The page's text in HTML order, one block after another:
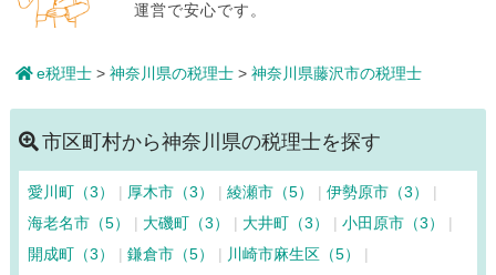
運営で安心です。
e税理士> 神奈川県の税理士> 神奈川県藤沢市の税理士
市区町村から神奈川県の税理士を探す
愛川町（3） 厚木市（3） 綾瀬市（5）
伊勢原市（3）
海老名市（5）
大磯町（3） 大井町（3）
小田原市（3）
開成町（3）
鎌倉市（5）
川崎市麻生区（5）